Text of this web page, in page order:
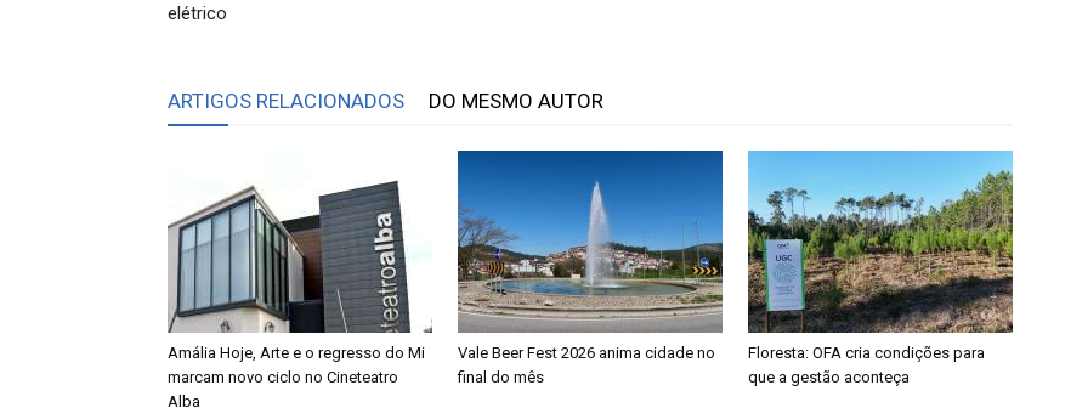
elétrico
ARTIGOS RELACIONADOS DO MESMO AUTOR
Amália Hoje, Arte e o regresso do Mi
marcam novo ciclo no Cineteatro
Alba
Vale Beer Fest 2026 anima cidade no
final do mês
Floresta: OFA cria condições para
que a gestão aconteça